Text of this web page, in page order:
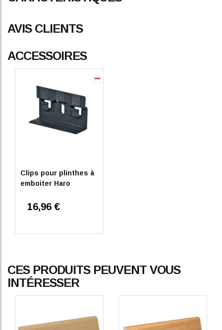
AVIS CLIENTS
ACCESSOIRES
Clips pour plinthes à
emboiter Haro
16,96 €
CES PRODUITS PEUVENT VOUS
INTÉRESSER